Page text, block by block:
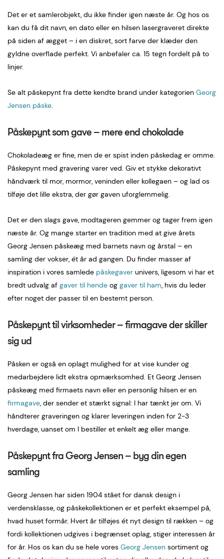
Det er et samlerobjekt, du ikke finder igen næste år. Og hos os
kan du få dit navn, en dato eller en hilsen lasergraveret direkte
på siden af ægget – i en diskret, sort farve der klæder den
gyldne overflade perfekt. Vi anbefaler ca. 15 tegn fordelt på to
linjer.
Se alt påskepynt fra dette kendte brand under kategorien Georg
Jensen påske.
Påskepynt som gave – mere end chokolade
Chokoladeæg er fine, men de er spist inden påskedag er omme.
Påskepynt med gravering varer ved. Giv et stykke dekorativt
håndværk til mor, mormor, veninden eller kollegaen – og lad os
tilføje det lille ekstra, der gør gaven uforglemmelig.
Det er den slags gave, modtageren gemmer og tager frem igen
næste år. Og mange starter en tradition med at give årets
Georg Jensen påskeæg med barnets navn og årstal – en
samling der vokser, ét år ad gangen. Du finder masser af
inspiration i vores samlede påskegaver univers, ligesom vi har et
bredt udvalg af gaver til hende og gaver til ham, hvis du leder
efter noget der passer til en bestemt person.
Påskepynt til virksomheder – firmagave der skiller
sig ud
Påsken er også en oplagt mulighed for at vise kunder og
medarbejdere lidt ekstra opmærksomhed. Et Georg Jensen
påskeæg med firmaets navn eller en personlig hilsen er en
firmagave, der sender et stærkt signal: I har tænkt jer om. Vi
håndterer graveringen og klarer leveringen inden for 2-3
hverdage, uanset om I bestiller et enkelt æg eller mange.
Påskepynt fra Georg Jensen – byg din egen
samling
Georg Jensen har siden 1904 stået for dansk design i
verdensklasse, og påskekollektionen er et perfekt eksempel på,
hvad huset formår. Hvert år tilføjes ét nyt design til rækken – og
fordi kollektionen udgives i begrænset oplag, stiger interessen år
for år. Hos os kan du se hele vores Georg Jensen sortiment og